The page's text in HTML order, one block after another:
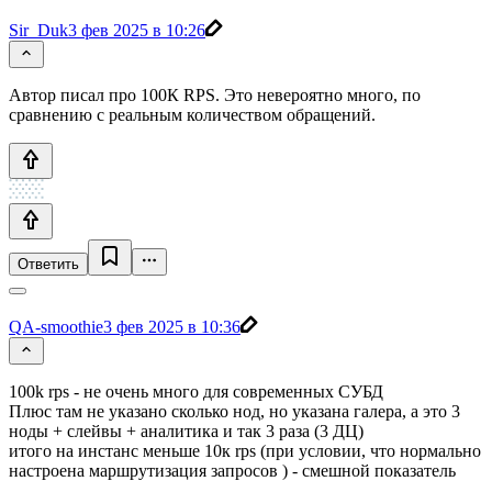
Sir_Duk3 фев 2025 в 10:26
Автор писал про 100К RPS. Это невероятно много, по
сравнению с реальным количеством обращений.
Ответить
QA-smoothie3 фев 2025 в 10:36
100k rps - не очень много для современных СУБД
Плюс там не указано сколько нод, но указана галера, а это 3
ноды + слейвы + аналитика и так 3 раза (3 ДЦ)
итого на инстанс меньше 10к rps (при условии, что нормально
настроена маршрутизация запросов ) - смешной показатель